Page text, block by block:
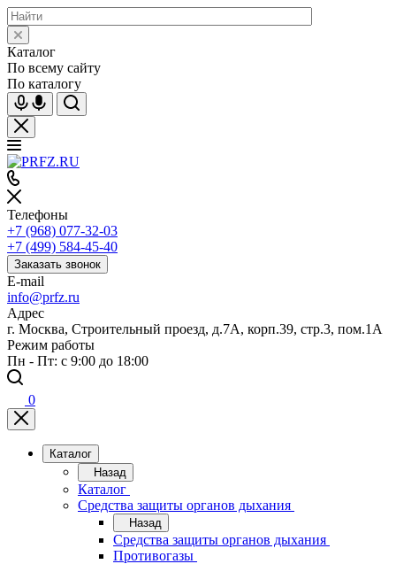
Каталог
По всему сайту
По каталогу
Телефоны
+7 (968) 077-32-03
+7 (499) 584-45-40
Заказать звонок
E-mail
info@prfz.ru
Адрес
г. Москва, Строительный проезд, д.7А, корп.39, стр.3, пом.1А
Режим работы
Пн - Пт: с 9:00 до 18:00
0
Каталог
Назад
Каталог
Средства защиты органов дыхания
Назад
Средства защиты органов дыхания
Противогазы